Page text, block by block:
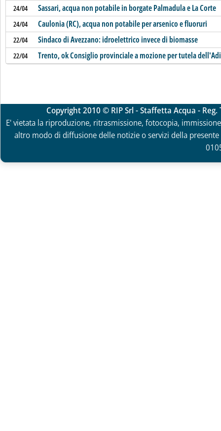
24/04 Sassari, acqua non potabile in borgate Palmadula e La Corte
24/04 Caulonia (RC), acqua non potabile per arsenico e fluoruri
22/04 Sindaco di Avezzano: idroelettrico invece di biomasse
22/04 Trento, ok Consiglio provinciale a mozione per tutela
Copyright 2010 © RIP Srl - Staffetta Acqua -
E' vietata la riproduzione, ritrasmissione, fotocopia,
altro modo di diffusione delle notizie o servizi della